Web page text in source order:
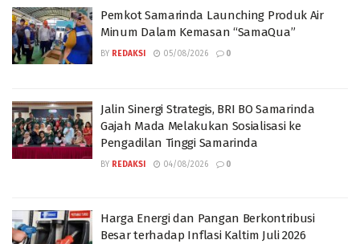
Pemkot Samarinda Launching Produk Air
Minum Dalam Kemasan “SamaQua”
BY REDAKSI 05/08/2026 0
Jalin Sinergi Strategis, BRI BO Samarinda
Gajah Mada Melakukan Sosialisasi ke
Pengadilan Tinggi Samarinda
BY REDAKSI 04/08/2026 0
Harga Energi dan Pangan Berkontribusi
Besar terhadap Inflasi Kaltim Juli 2026